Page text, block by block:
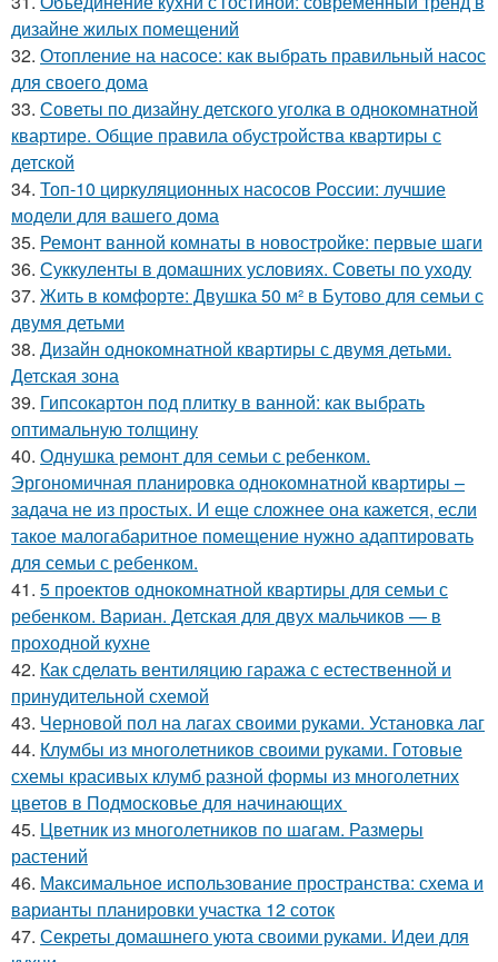
дизайне жилых помещений
32. Отопление на насосе: как выбрать правильный насос
для своего дома
33. Советы по дизайну детского уголка в однокомнатной
квартире. Общие правила обустройства квартиры с
детской
34. Топ-10 циркуляционных насосов России: лучшие
модели для вашего дома
35. Ремонт ванной комнаты в новостройке: первые шаги
36. Суккуленты в домашних условиях. Советы по уходу
37. Жить в комфорте: Двушка 50 м² в Бутово для семьи с
двумя детьми
38. Дизайн однокомнатной квартиры с двумя детьми.
Детская зона
39. Гипсокартон под плитку в ванной: как выбрать
оптимальную толщину
40. Однушка ремонт для семьи с ребенком.
Эргономичная планировка однокомнатной квартиры –
задача не из простых. И еще сложнее она кажется, если
такое малогабаритное помещение нужно адаптировать
для семьи с ребенком.
41. 5 проектов однокомнатной квартиры для семьи с
ребенком. Вариан. Детская для двух мальчиков — в
проходной кухне
42. Как сделать вентиляцию гаража с естественной и
принудительной схемой
43. Черновой пол на лагах своими руками. Установка лаг
44. Клумбы из многолетников своими руками. Готовые
схемы красивых клумб разной формы из многолетних
цветов в Подмосковье для начинающих
45. Цветник из многолетников по шагам. Размеры
растений
46. Максимальное использование пространства: схема и
варианты планировки участка 12 соток
47. Секреты домашнего уюта своими руками. Идеи для